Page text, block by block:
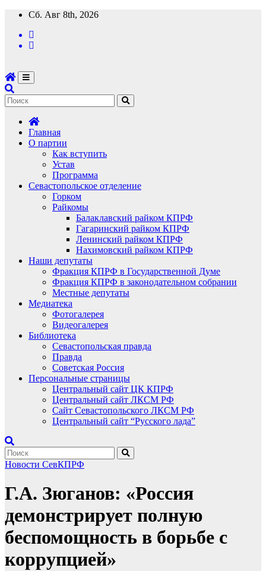
Перейти
содержимому
Сб. Авг 8th, 2026
Главная
О партии
Как вступить
Устав
Программа
Севастопольское отделение
Горком
Райкомы
Балаклавский райком КПРФ
Гагаринский райком КПРФ
Ленинский райком КПРФ
Нахимовский райком КПРФ
Наши депутаты
Фракция КПРФ в Государственной Думе
Фракция КПРФ в законодательном собрании
Местные депутаты
Медиатека
Фотогалерея
Видеогалерея
Библиотека
Севастопольская правда
Правда
Советская Россия
Персональные страницы
Центральный сайт ЦК КПРФ
Центральный сайт ЛКСМ РФ
Сайт Севастопольского ЛКСМ РФ
Центральный сайт “Русского лада”
Новости СевКПРФ
Г.А. Зюганов: «Россия
демонстрирует полную
беспомощность в борьбе с
коррупцией»